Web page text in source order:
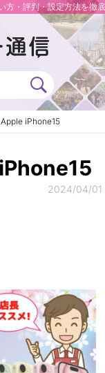
方・評判・設定方法を徹
iPhone15
2024/04/01